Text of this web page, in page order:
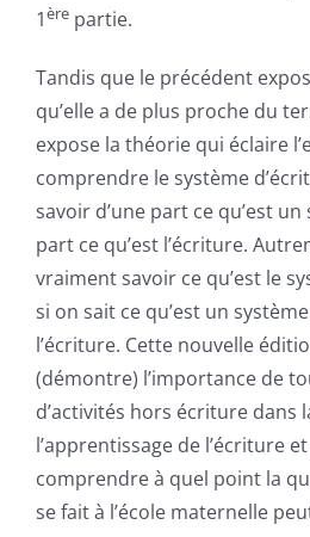
1ère partie.
Tandis que le précédent
qu’elle a de plus proche du
expose la théorie qui éclaire
comprendre le système
savoir d’une part ce qu’est
part ce qu’est l’écriture.
vraiment savoir ce qu’est le
si on sait ce qu’est un
l’écriture. Cette nouvelle
(démontre) l’importance de
d’activités hors écriture dans
l’apprentissage de l’écriture
comprendre à quel point la
se fait à l’école maternelle